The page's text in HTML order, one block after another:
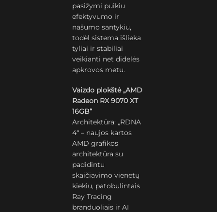
pasižymi puikiu
efektyvumo ir
našumo santykiu,
todėl sistema išlieka
tyliai ir stabiliai
veikianti net didelės
apkrovos metu.
Vaizdo plokštė „AMD
Radeon RX 9070 XT
16GB“
Architektūra: „RDNA
4“ – naujos kartos
AMD grafikos
architektūra su
padidintu
skaičiavimo vienetų
kiekiu, patobulintais
Ray Tracing
branduoliais ir AI